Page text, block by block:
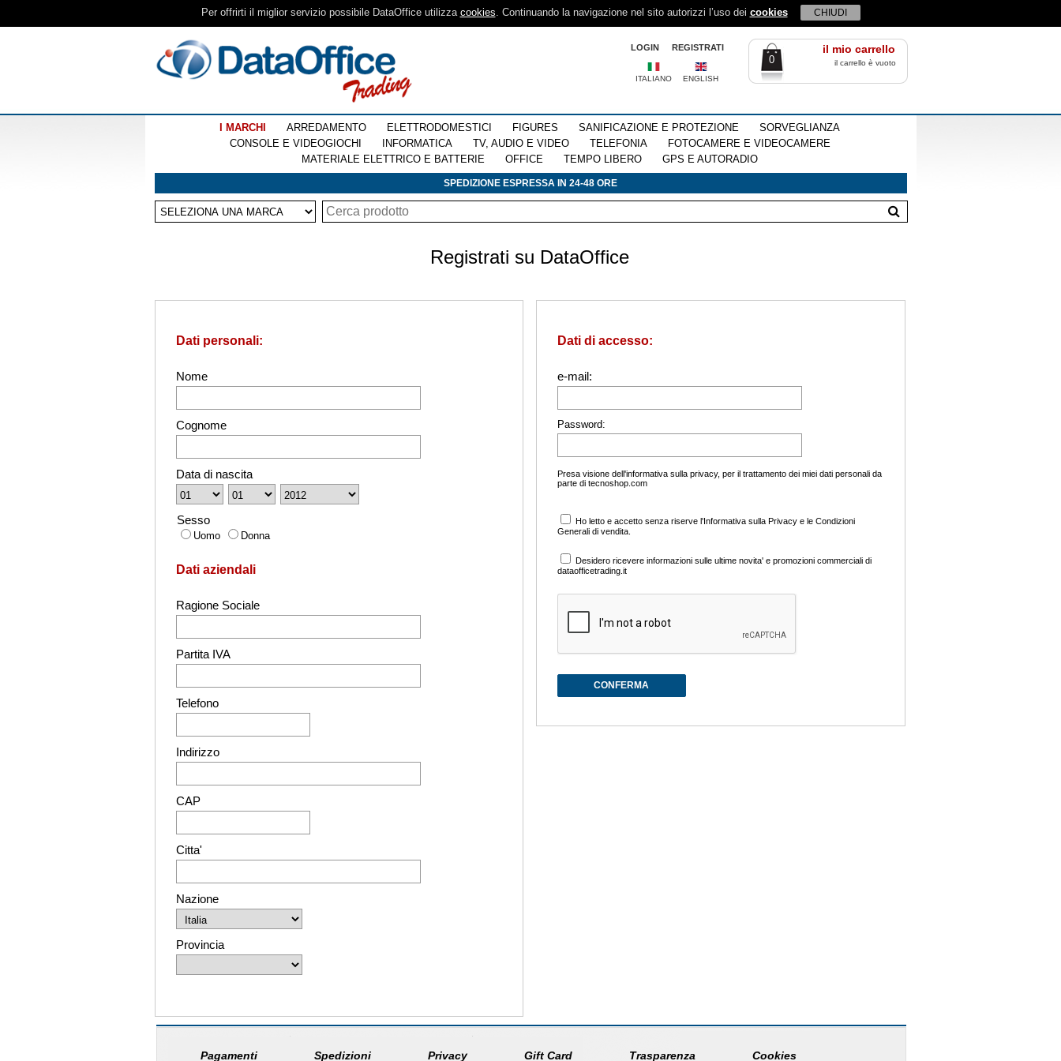
Per offrirti il miglior servizio possibile DataOffice utilizza cookies. Continuando la navigazione nel sito autorizzi l’uso dei cookies CHIUDI
il mio carrello
0 il carrello è vuoto
REGISTRATI
LOGIN
ITALIANO ENGLISH
I MARCHI ARREDAMENTO ELETTRODOMESTICI FIGURES SANIFICAZIONE E PROTEZIONE
SORVEGLIANZA
CONSOLE E VIDEOGIOCHI
INFORMATICA TV, AUDIO E VIDEO TELEFONIA
FOTOCAMERE E VIDEOCAMERE
MATERIALE ELETTRICO E BATTERIE
OFFICE TEMPO LIBERO GPS E AUTORADIO
SPEDIZIONE ESPRESSA IN 24-48 ORE
Registrati su DataOffice
Dati personali:
Nome
Cognome
Data di nascita
Sesso
Uomo Donna
Dati aziendali
Ragione Sociale
Partita IVA
Telefono
Indirizzo
CAP
Citta'
Nazione
Provincia
Dati di accesso:
e-mail:
Password:
Presa visione dell'informativa sulla privacy, per il trattamento dei miei dati personali da
parte di tecnoshop.com
Ho letto e accetto senza riserve l'Informativa sulla Privacy e le Condizioni
Generali di vendita.
Desidero ricevere informazioni sulle ultime novita' e promozioni commerciali di
dataofficetrading.it
CONFERMA
Pagamenti Spedizioni Privacy Gift Card Trasparenza Cookies